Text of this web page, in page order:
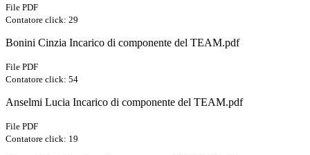
File PDF
Contatore click: 29
Bonini Cinzia Incarico di componente del TEAM.pdf
File PDF
Contatore click: 54
Anselmi Lucia Incarico di componente del TEAM.pdf
File PDF
Contatore click: 19